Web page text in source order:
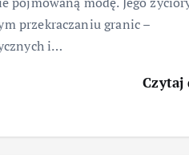
przekraczaniu granic –
i…
Czytaj